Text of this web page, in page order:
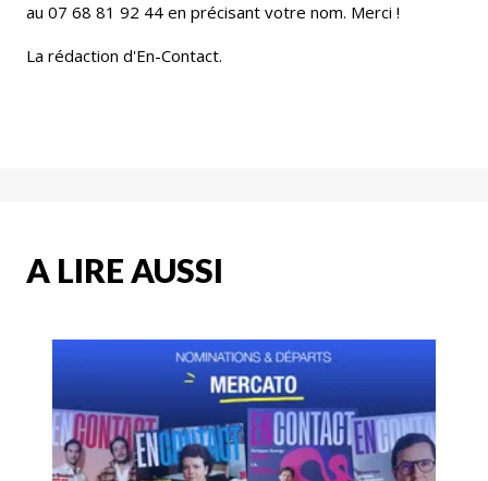
au 07 68 81 92 44 en précisant votre nom. Merci !
La rédaction d'En-Contact.
A LIRE AUSSI